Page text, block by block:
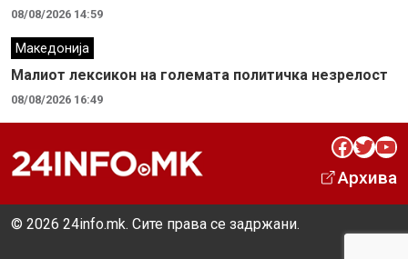
08/08/2026 14:59
Македонија
Малиот лексикон на големата политичка незрелост
08/08/2026 16:49
Facebook Twitter YouTube
Архива
© 2026 24info.mk. Сите права се задржани.